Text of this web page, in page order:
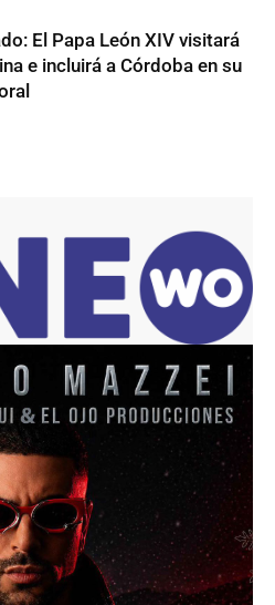
El Papa León XIV visitará
e incluirá a Córdoba en su